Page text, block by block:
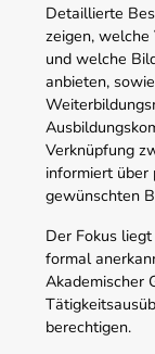
Detaillierte
zeigen, welche
und welche
anbieten,
Verknüpfung
informiert über
gewünschten
Der Fokus
formal
Akademischer
berechtigen.